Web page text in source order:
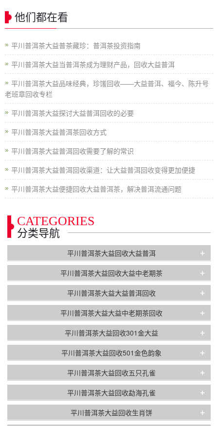
他们都在看
平川普洱茶大益普茶藏珍：普洱茶投资指南
平川普洱茶大益当普洱茶成为理财产品，回收大益普洱
平川普洱茶大益品味经典，珍馐回收——大益普洱、福今、陈升号
老班章回收专栏
平川普洱茶大益探讨大益普洱回收的必要
平川普洱茶大益普洱茶回收方式
平川普洱茶大益普洱回收需要了解的常识
平川普洱茶大益普洱回收渠道：让大益普洱回收变得更加便捷
平川普洱茶大益便捷回收大益普洱茶，解决普洱流通问题
CATEGORIES
分类导航
平川普洱茶大益回收大益普洱 +
平川普洱茶大益回收大益中老期茶 +
平川普洱茶大益大益普洱回收 +
平川普洱茶大益大益中老期茶回收 +
平川普洱茶大益回收301金大益 +
平川普洱茶大益回收501金色韵象 +
平川普洱茶大益回收五只孔雀 +
平川普洱茶大益回收勐海孔雀 +
平川普洱茶大益回收生肖饼 +